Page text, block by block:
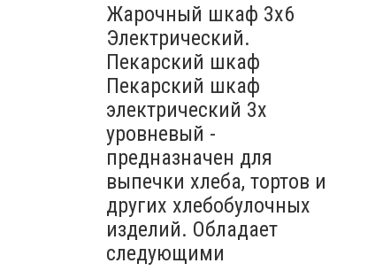
Жарочный шкаф 3х6
Электрический.
Пекарский шкаф
Пекарский шкаф
электрический 3х
уровневый -
предназначен для
выпечки хлеба, тортов и
других хлебобулочных
изделий. Обладает
следующими